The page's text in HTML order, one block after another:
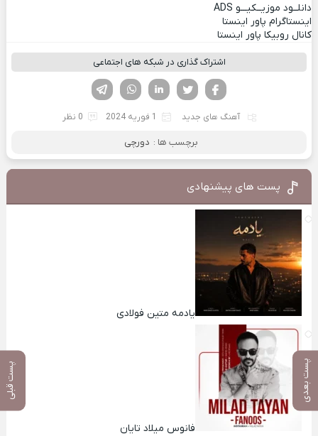
پست بعدی پست قبلی
دانلــود موزیــکیـــو ADS
اینستاگرام پاور اینستا
کانال روبیکا پاور اینستا
اشتراک گذاری در شبکه های اجتماعی
لینکدین تویتر
فیسوک
آهنگ های جدید 1 فوریه 2024 0 نظر
برچسب ها : دورچی
پست های پیشنهادی
یادمه متین فولادی
فانوس میلاد تایان